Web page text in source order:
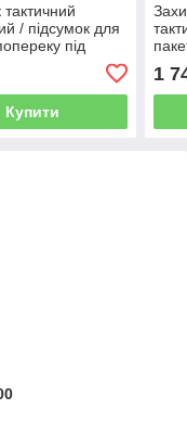
тактичний
/ підсумок для
під
пакет Cordura
Купити
1